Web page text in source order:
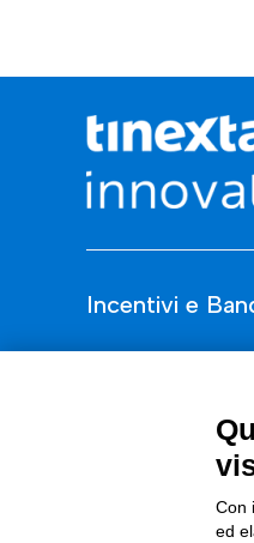
Incentivi e
Con
ed